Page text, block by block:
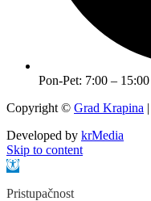
Pon-Pet: 7:00 – 15:00
Copyright © Grad Krapina
Developed by krMedia
Skip to content
Open toolbar
Pristupačnost